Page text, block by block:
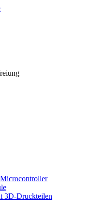
3D-Druckteilen